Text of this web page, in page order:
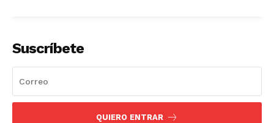
Suscríbete
QUIERO ENTRAR